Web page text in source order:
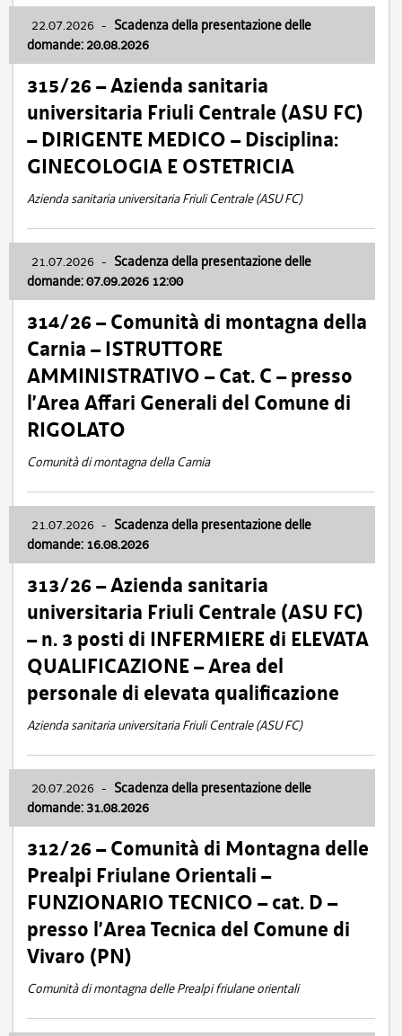
22.07.2026 - Scadenza della presentazione delle
domande: 20.08.2026
315/26 – Azienda sanitaria
universitaria Friuli Centrale (ASU FC)
– DIRIGENTE MEDICO – Disciplina:
GINECOLOGIA E OSTETRICIA
Azienda sanitaria universitaria Friuli Centrale (ASU FC)
21.07.2026 - Scadenza della presentazione delle
domande: 07.09.2026 12:00
314/26 – Comunità di montagna della
Carnia – ISTRUTTORE
AMMINISTRATIVO – Cat. C – presso
l’Area Affari Generali del Comune di
RIGOLATO
Comunità di montagna della Carnia
21.07.2026 - Scadenza della presentazione delle
domande: 16.08.2026
313/26 – Azienda sanitaria
universitaria Friuli Centrale (ASU FC)
– n. 3 posti di INFERMIERE di ELEVATA
QUALIFICAZIONE – Area del
personale di elevata qualificazione
Azienda sanitaria universitaria Friuli Centrale (ASU FC)
20.07.2026 - Scadenza della presentazione delle
domande: 31.08.2026
312/26 – Comunità di Montagna delle
Prealpi Friulane Orientali –
FUNZIONARIO TECNICO – cat. D –
presso l’Area Tecnica del Comune di
Vivaro (PN)
Comunità di montagna delle Prealpi friulane orientali